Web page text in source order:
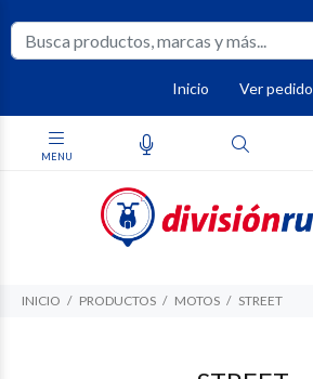
Inicio Ver pedido
INICIO PRODUCTOS MOTOS STREET